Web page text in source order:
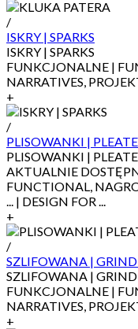
/
ISKRY | SPARKS
ISKRY | SPARKS
FUNKCJONALNE |
NARRATIVES,
+
/
PLISOWANKI |
PLISOWANKI |
AKTUALNIE
FUNCTIONAL,
... | DESIGN FOR ...
+
/
SZLIFOWANA |
SZLIFOWANA |
FUNKCJONALNE |
NARRATIVES,
+